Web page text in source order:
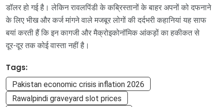
डॉलर हो गई है। लेकिन रावलपिंडी के कब्रिस्तानों के बाहर अपनों को दफनाने
के लिए भीख और कर्ज मांगने वाले मजबूर लोगों की दर्दभरी कहानियां यह साफ
बयां करती हैं कि इन कागजी और मैक्रोइकोनॉमिक आंकड़ों का हकीकत से
दूर-दूर तक कोई वास्ता नहीं है।
Tags:
Pakistan economic crisis inflation 2026
Rawalpindi graveyard slot prices